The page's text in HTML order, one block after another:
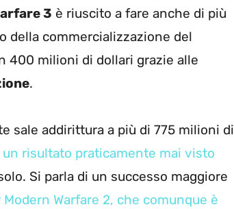
3 è riuscito a fare anche di più
della commercializzazione del
400 milioni di dollari grazie alle
.
sale addirittura a più di 775 milioni di
risultato praticamente mai visto
Si parla di un successo maggiore
Warfare 2, che comunque è